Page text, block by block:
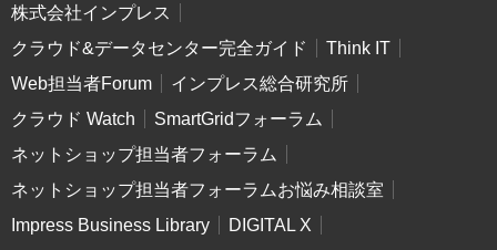
株式会社インプレス
クラウド&データセンター完全ガイド
Think IT
Web担当者Forum
インプレス総合研究所
クラウド Watch
SmartGridフォーラム
ネットショップ担当者フォーラム
ネットショップ担当者フォーラムお悩み相談室
Impress Business Library
DIGITAL X